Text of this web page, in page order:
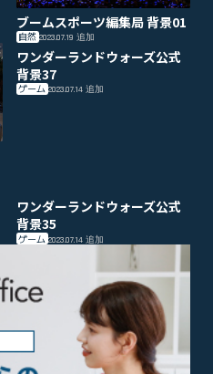
ブームスポーツ編集局 背景01
自然 2023.07.19追加
ワンダーランドウォーズ公式
背景37
ゲーム 2023.07.14追加
ワンダーランドウォーズ公式
背景35
ゲーム 2023.07.14追加